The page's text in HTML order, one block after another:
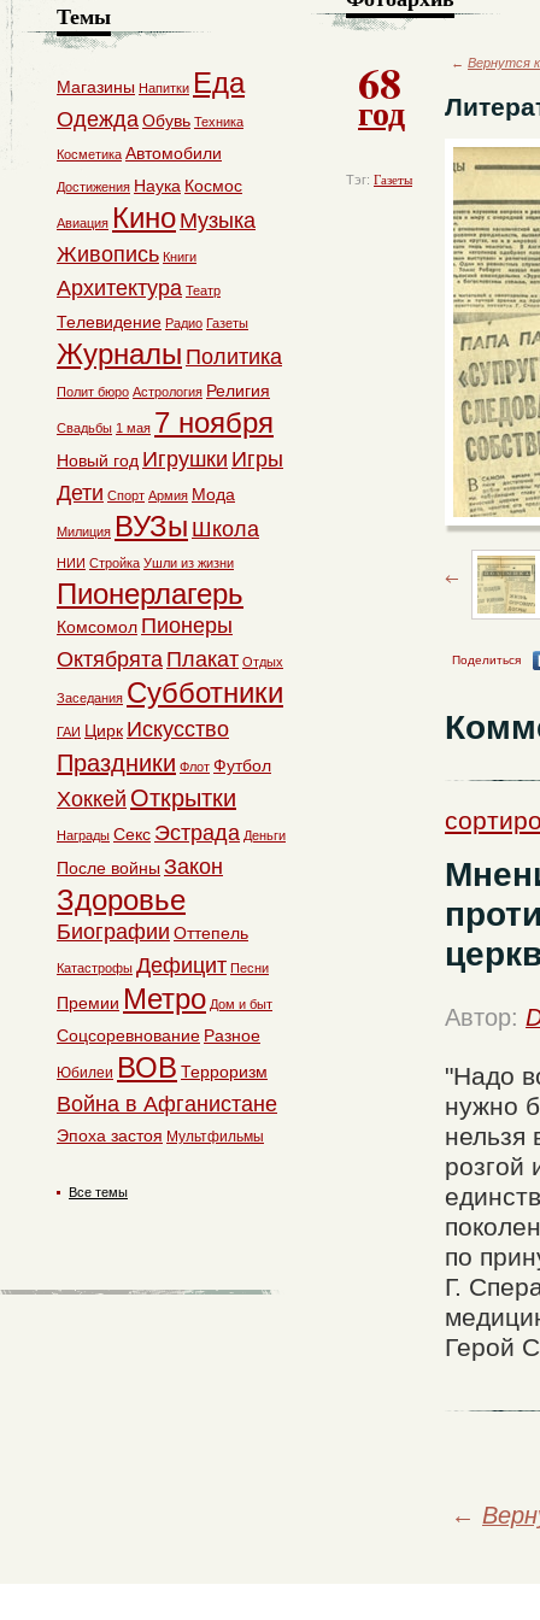
68
год
Тэг: Газеты
← Вернутся
Поделиться
Автор:
"Надо
нужно
нельзя
розгой
по
Г.
Герой
←
Темы
Магазины Напитки Еда
ОдеждаОбувь Техника
Косметика Автомобили
Достижения Наука Космос
Авиация Кино Музыка
Живопись Книги
Архитектура Театр
Телевидение Радио Газеты
Журналы Политика
Полит бюро Астрология Религия
Свадьбы 1 мая 7 ноября
Новый год Игрушки Игры
Дети Спорт Армия Мода
Милиция ВУЗы Школа
НИИ Стройка Ушли из жизни
Пионерлагерь
Комсомол Пионеры
Октябрята Плакат Отдых
Заседания Субботники
ГАИ Цирк Искусство
Праздники Флот Футбол
Хоккей Открытки
Награды Секс Эстрада Деньги
После войны Закон
Здоровье
Биографии Оттепель
Катастрофы Дефицит Песни
Премии Метро Дом и быт
Соцсоревнование Разное
Юбилеи ВОВ Терроризм
Война в Афганистане
Эпоха застоя Мультфильмы
Все темы